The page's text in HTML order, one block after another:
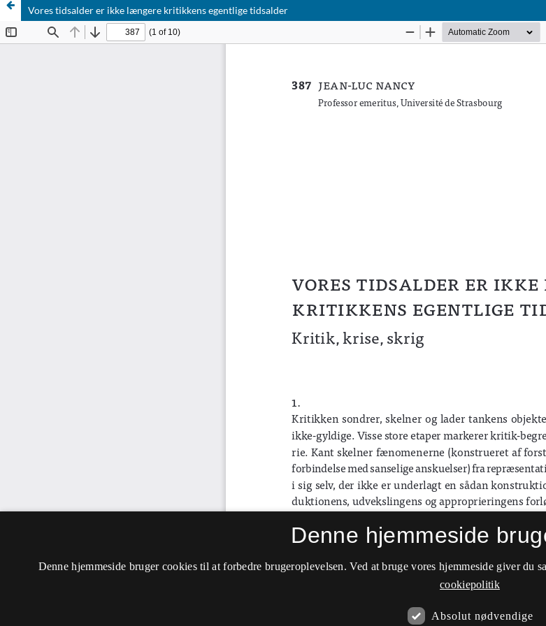
Vores tidsalder er ikke længere kritikkens egentlige tidsalder
Denne hjemmeside
Denne hjemmeside bruger cookies til at forbedre brugeroplevelsen. Ved at bruge vores hjemmeside giver du
cookiepolitik
Absolut nødvendige